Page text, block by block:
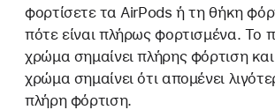
φορτίσετε τα AirPods ή τη θήκη
πότε είναι πλήρως φορτισμένα. Το
χρώμα σημαίνει πλήρης φόρτιση
χρώμα σημαίνει ότι απομένει
πλήρη φόρτιση.